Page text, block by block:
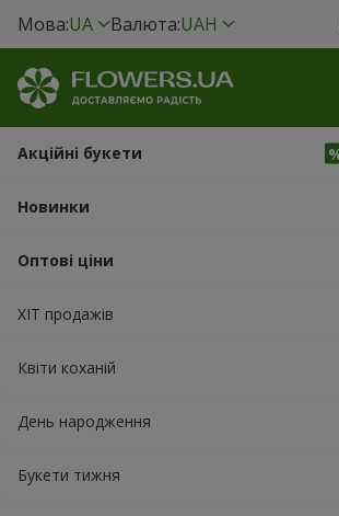
Мова:UA Валюта:UAH
Акційні букети
Новинки
Оптові ціни
ХІТ продажів
Квіти коханій
День народження
Букети тижня